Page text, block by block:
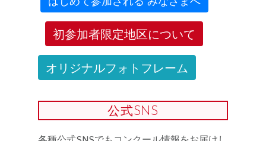
初参加者限定地区について
オリジナルフォトフレーム
公式SNS